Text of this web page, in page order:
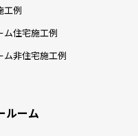
工例
ム住宅施工例
ム非住宅施工例
ルーム